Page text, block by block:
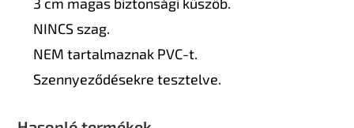
NINCS szag.
NEM tartalmaznak PVC-t.
Szennyeződésekre tesztelve.